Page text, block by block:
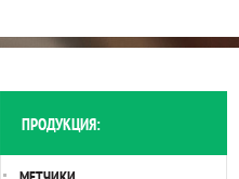
ПРОДУКЦИЯ: